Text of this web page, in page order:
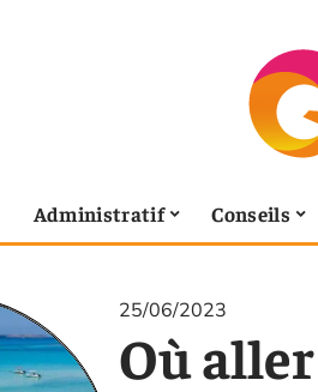
Administratif Conseils
25/06/2023
Où aller